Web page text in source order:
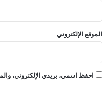
الموقع الإلكتروني
احفظ اسمي، بريدي الإلكتروني،